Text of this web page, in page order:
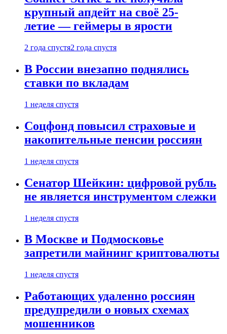
крупный апдейт на своё 25-
летие — геймеры в ярости
2 года спустя2 года спустя
В России внезапно поднялись
ставки по вкладам
1 неделя спустя
Соцфонд повысил страховые и
накопительные пенсии россиян
1 неделя спустя
Сенатор Шейкин: цифровой рубль
не является инструментом слежки
1 неделя спустя
В Москве и Подмосковье
запретили майнинг криптовалюты
1 неделя спустя
Работающих удаленно россиян
предупредили о новых схемах
мошенников